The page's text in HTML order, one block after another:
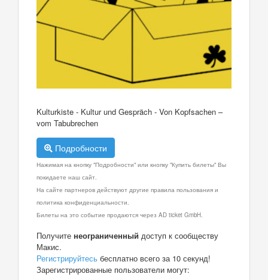
Kulturkiste - Kultur und Gespräch - Von Kopfsachen –
vom Tabubrechen
Подробности
Нажимая на кнопку "Подробности" или кнопку "Купить билеты" Вы
покидаете наш сайт.
На сайте партнеров действуют другие правила пользования и
политика конфиденциальности.
Билеты на это событие продаются через AD ticket GmbH.
Получите неограниченный доступ к сообществу
Макис.
Регистрируйтесь бесплатно всего за 10 секунд!
Зарегистрированные пользователи могут: